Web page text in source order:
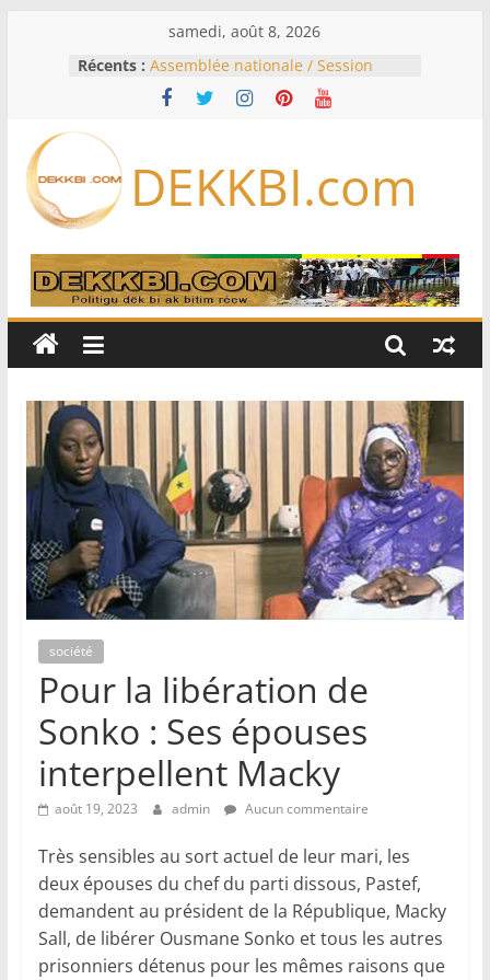
samedi, août 8, 2026
Récents : Assemblée nationale / Session
extraordinaire: Six commissions
d’enquête à l’ordre du jour ce lundi
Bénin: Patrice Talon élu président
du Sénat, moins de trois mois
Pakistan et la Turquie signent un
accord de défense
RD Congo: Kinshasa interdit les
exportations de cuivre et de cobalt
production
DEKKBI.com
société
Pour la libération de
Sonko : Ses épouses
interpellent Macky
août 19, 2023 admin Aucun commentaire
Très sensibles au sort actuel de leur mari, les
deux épouses du chef du parti dissous, Pastef,
demandent au président de la République, Macky
Sall, de libérer Ousmane Sonko et tous les autres
prisonniers détenus pour les mêmes raisons que